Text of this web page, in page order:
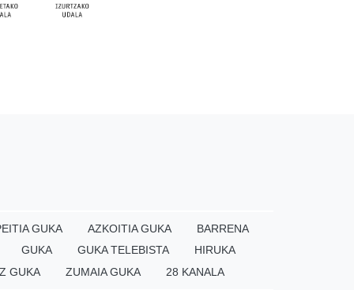
GUKA AZKOITIA GUKA
BARRENA
GUKA
GUKA TELEBISTA
HIRUKA
GUKA
ZUMAIA GUKA 28 KANALA